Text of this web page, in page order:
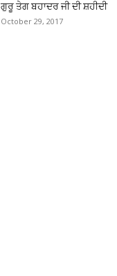
ਗੁਰੂ ਤੇਗ ਬਹਾਦਰ ਜੀ ਦੀ ਸ਼ਹੀਦੀ
October 29, 2017